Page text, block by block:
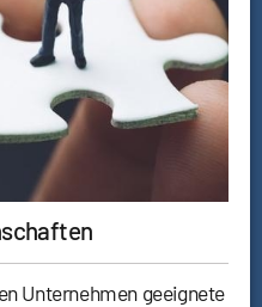
Unternehmen geeignete